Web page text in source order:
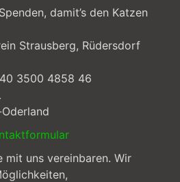
damit’s den Katzen
Strausberg, Rüdersdorf
3500 4858 46
mit uns vereinbaren. Wir